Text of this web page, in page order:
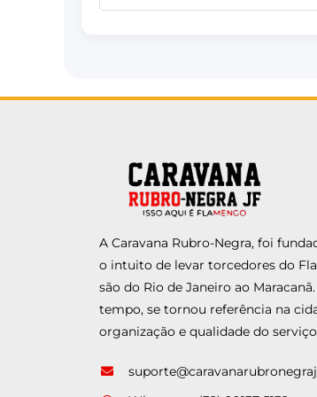
A Caravana Rubro-Negra, foi
o intuito de levar torcedores do
são do Rio de Janeiro ao
tempo, se tornou referência na
organização e qualidade do